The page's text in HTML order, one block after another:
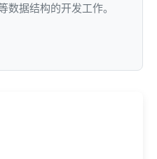
据结构的开发工作。